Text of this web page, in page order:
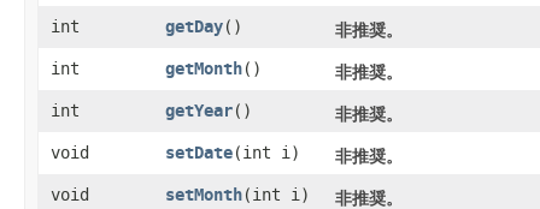
int getDay() 非推奨。
int getMonth() 非推奨。
int getYear() 非推奨。
void setDate​(int i) 非推奨。
void setMonth​(int i) 非推奨。